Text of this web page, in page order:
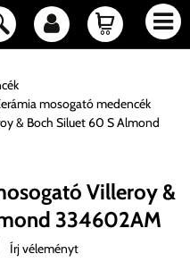
mosogató medencék
& Boch Siluet 60 S Almond
Villeroy &
334602AM
Írj véleményt